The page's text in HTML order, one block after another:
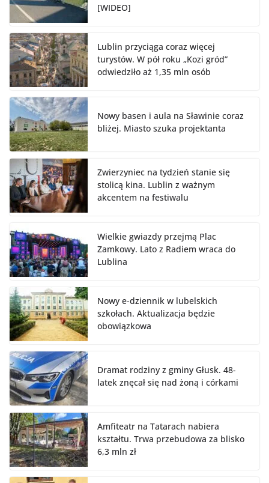
[WIDEO]
Lublin przyciąga coraz więcej
turystów. W pół roku „Kozi gród”
odwiedziło aż 1,35 mln osób
Nowy basen i aula na Sławinie coraz
bliżej. Miasto szuka projektanta
Zwierzyniec na tydzień stanie się
stolicą kina. Lublin z ważnym
akcentem na festiwalu
Wielkie gwiazdy przejmą Plac
Zamkowy. Lato z Radiem wraca do
Lublina
Nowy e-dziennik w lubelskich
szkołach. Aktualizacja będzie
obowiązkowa
Dramat rodziny z gminy Głusk. 48-
latek znęcał się nad żoną i córkami
Amfiteatr na Tatarach nabiera
kształtu. Trwa przebudowa za blisko
6,3 mln zł